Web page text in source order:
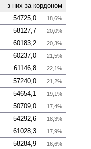
з них за кордоном
54725,0 18,6%
58127,7 20,0%
60183,2 20,3%
60237,0 21,5%
61146,8 22,1%
57240,0 21,2%
54654,1 19,1%
50709,0 17,4%
54292,6 18,3%
61028,3 17,9%
58284,9 16,6%